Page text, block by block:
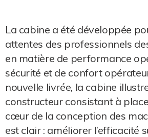
La cabine a été développée
attentes des professionnels
en matière de performance
sécurité et de confort
nouvelle livrée, la cabine
constructeur consistant à
cœur de la conception des
est clair : améliorer l’efficacité